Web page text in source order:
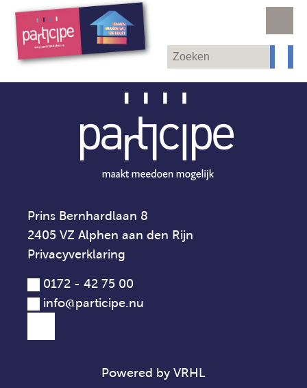
Prins Bernhardlaan 8
2405 VZ Alphen aan den Rijn
Privacyverklaring
0172 - 42 75 00
info@participe.nu
Powered by VRHL